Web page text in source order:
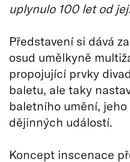
uplynulo 100 let od
Představení si dává
osud umělkyně
propojující prvky
baletu, ale taky
baletního umění,
dějinných událostí.
Koncept inscenace